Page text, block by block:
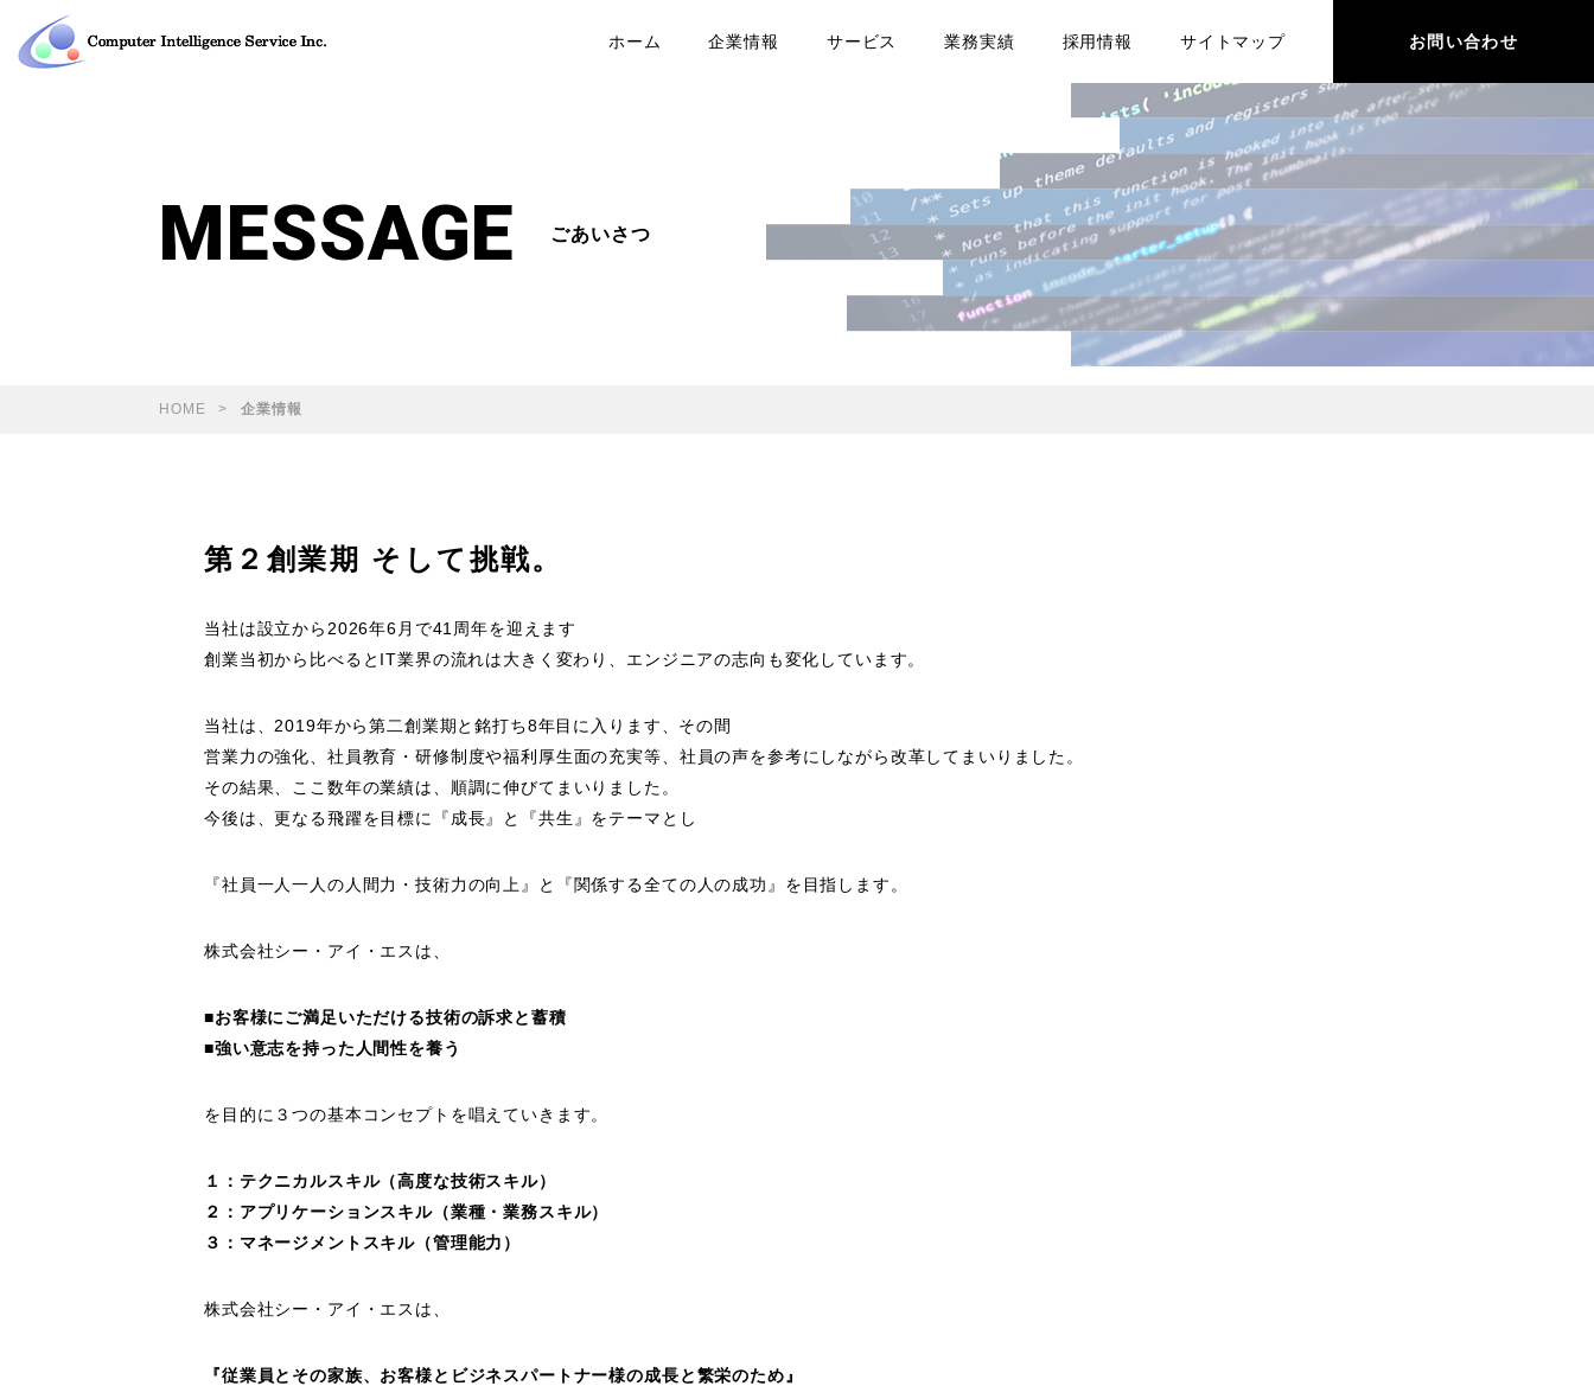
ホーム 企業情報 サービス 業務実績 採用情報 サイトマップ お問い合わせ
MESSAGE ごあいさつ
HOME 企業情報
第２創業期 そして挑戦。
当社は設立から2026年6月で41周年を迎えます
創業当初から比べるとIT業界の流れは大きく変わり、エンジニアの志向も変化しています。
当社は、2019年から第二創業期と銘打ち8年目に入ります、その間
営業力の強化、社員教育・研修制度や福利厚生面の充実等、社員の声を参考にしながら改革してまいりました。
その結果、ここ数年の業績は、順調に伸びてまいりました。
今後は、更なる飛躍を目標に『成長』と『共生』をテーマとし
『社員一人一人の人間力・技術力の向上』と『関係する全ての人の成功』を目指します。
株式会社シー・アイ・エスは、
■お客様にご満足いただける技術の訴求と蓄積
■強い意志を持った人間性を養う
を目的に３つの基本コンセプトを唱えていきます。
１：テクニカルスキル（高度な技術スキル）
２：アプリケーションスキル（業種・業務スキル）
３：マネージメントスキル（管理能力）
株式会社シー・アイ・エスは、
『従業員とその家族、お客様とビジネスパートナー様の成長と繁栄のため』